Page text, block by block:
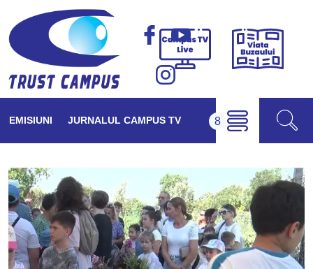
Campus
Viața
EMISIUNI JURNALUL CAMPUS TV